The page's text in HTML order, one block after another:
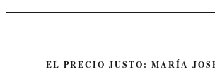
EL PRECIO JUSTO: MARÍA